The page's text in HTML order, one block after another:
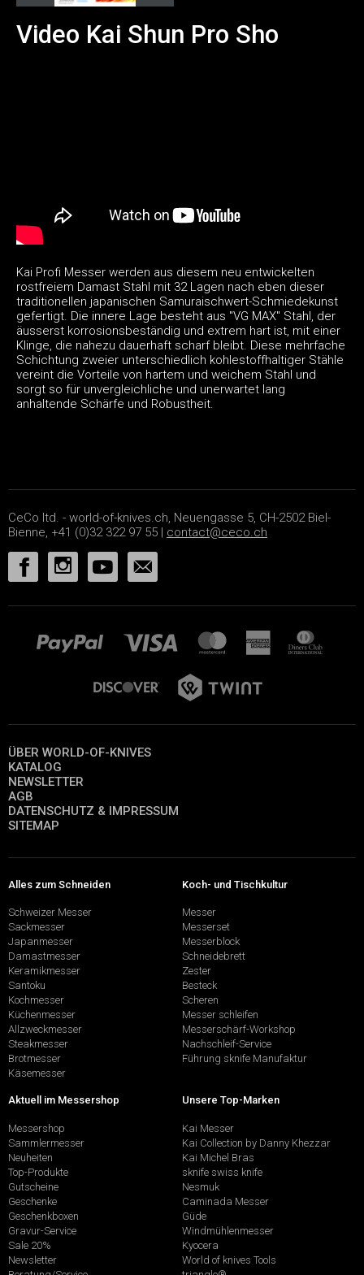
Video Kai Shun Pro Sho
Kai Profi Messer werden aus diesem neu entwickelten
rostfreiem Damast Stahl mit 32 Lagen nach eben dieser
traditionellen japanischen Samuraischwert-Schmiedekunst
gefertigt. Die innere Lage besteht aus "VG MAX" Stahl, der
äusserst korrosionsbeständig und extrem hart ist, mit einer
Klinge, die nahezu dauerhaft scharf bleibt. Diese mehrfache
Schichtung zweier unterschiedlich kohlestoffhaltiger Stähle
vereint die Vorteile von hartem und weichem Stahl und
sorgt so für unvergleichliche und unerwartet lang
anhaltende Schärfe und Robustheit.
CeCo ltd. - world-of-knives.ch, Neuengasse 5, CH-2502 Biel-
Bienne, +41 (0)32 322 97 55 | contact@ceco.ch
ÜBER WORLD-OF-KNIVES
KATALOG
NEWSLETTER
AGB
DATENSCHUTZ & IMPRESSUM
SITEMAP
Alles zum Schneiden
Schweizer Messer
Sackmesser
Japanmesser
Damastmesser
Keramikmesser
Santoku
Kochmesser
Küchenmesser
Allzweckmesser
Steakmesser
Brotmesser
Käsemesser
Koch- und Tischkultur
Messer
Messerset
Messerblock
Schneidebrett
Zester
Besteck
Scheren
Messer schleifen
Messerschärf-Workshop
Nachschleif-Service
Führung sknife Manufaktur
Aktuell im Messershop
Messershop
Sammlermesser
Neuheiten
Top-Produkte
Gutscheine
Geschenke
Geschenkboxen
Gravur-Service
Sale 20%
Newsletter
Unsere Top-Marken
Kai Messer
Kai Collection by Danny Khezzar
Kai Michel Bras
sknife swiss knife
Nesmuk
Caminada Messer
Güde
Windmühlenmesser
Kyocera
World of knives Tools